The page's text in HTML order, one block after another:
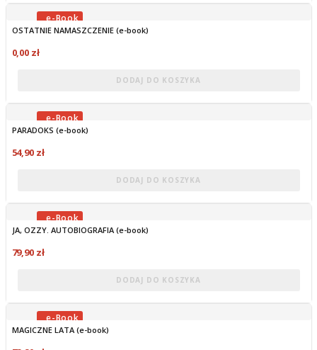
OBECNIE BRAK NA STANIE
OSTATNIE NAMASZCZENIE (e-book)
0,00 zł
DODAJ DO KOSZYKA
OBECNIE BRAK NA STANIE
PARADOKS (e-book)
54,90 zł
DODAJ DO KOSZYKA
OBECNIE BRAK NA STANIE
JA, OZZY. AUTOBIOGRAFIA (e-book)
79,90 zł
DODAJ DO KOSZYKA
OBECNIE BRAK NA STANIE
MAGICZNE LATA (e-book)